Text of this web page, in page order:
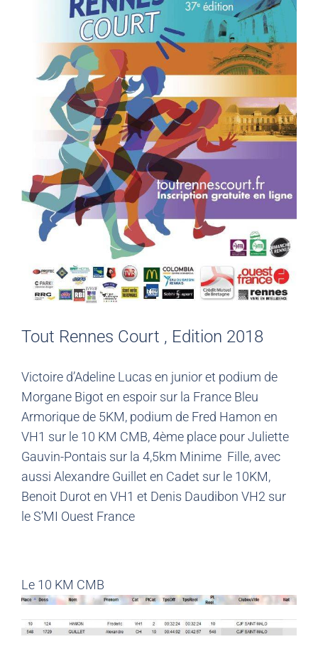
Tout Rennes Court , Edition 2018
Victoire d’Adeline Lucas en junior et podium de
Morgane Bigot en espoir sur la France Bleu
Armorique de 5KM, podium de Fred Hamon en
VH1 sur le 10 KM CMB, 4ème place pour Juliette
Gauvin-Pontais sur la 4,5km Minime Fille, avec
aussi Alexandre Guillet en Cadet sur le 10KM,
Benoit Durot en VH1 et Denis Daudibon VH2 sur
le S’MI Ouest France
Le 10 KM CMB